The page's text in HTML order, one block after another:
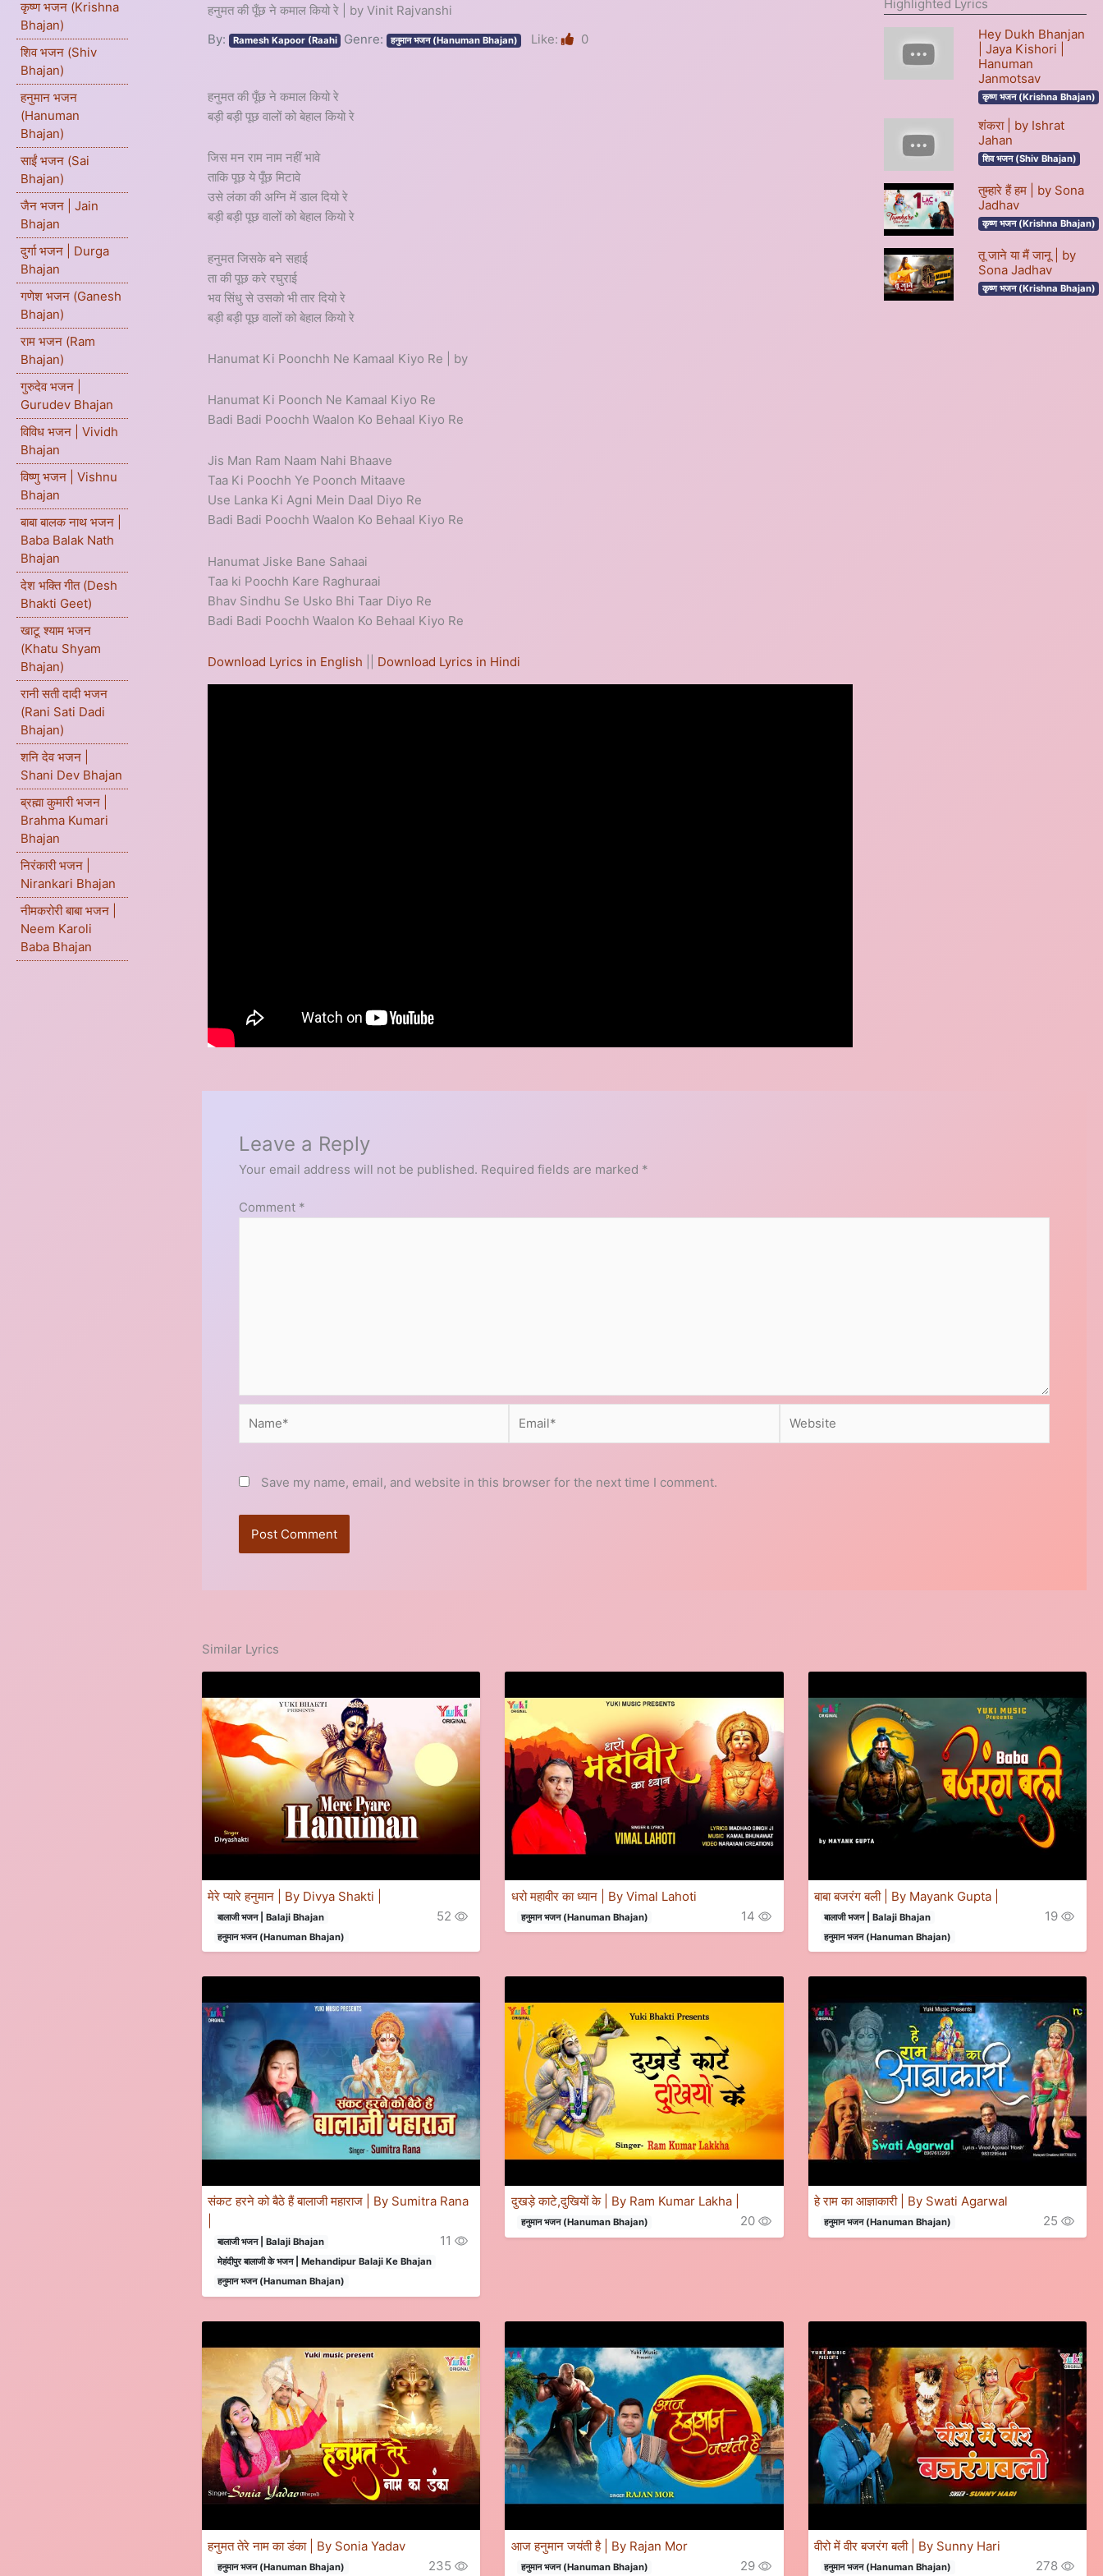
कृष्ण भजन (Krishna
Bhajan)
शिव भजन (Shiv
Bhajan)
हनुमान भजन
(Hanuman
Bhajan)
साईं भजन (Sai
Bhajan)
जैन भजन | Jain
Bhajan
दुर्गा भजन | Durga
Bhajan
गणेश भजन (Ganesh
Bhajan)
राम भजन (Ram
Bhajan)
गुरुदेव भजन |
Gurudev Bhajan
विविध भजन | Vividh
Bhajan
विष्णु भजन | Vishnu
Bhajan
बाबा बालक नाथ भजन |
Baba Balak Nath
Bhajan
देश भक्ति गीत (Desh
Bhakti Geet)
खाटू श्याम भजन
(Khatu Shyam
Bhajan)
रानी सती दादी भजन
(Rani Sati Dadi
Bhajan)
शनि देव भजन |
Shani Dev Bhajan
ब्रह्मा कुमारी भजन |
Brahma Kumari
Bhajan
निरंकारी भजन |
Nirankari Bhajan
नीमकरोरी बाबा भजन |
Neem Karoli
Baba Bhajan
हनुमत की पूँछ ने कमाल कियो रे | by Vinit Rajvanshi
By: Ramesh Kapoor (Raahi Genre: हनुमान भजन (Hanuman Bhajan) Like: 0
हनुमत की पूँछ ने कमाल कियो रे
बड़ी बड़ी पूछ वालों को बेहाल कियो रे
जिस मन राम नाम नहीं भावे
ताकि पूछ ये पूँछ मिटावे
उसे लंका की अग्नि में डाल दियो रे
बड़ी बड़ी पूछ वालों को बेहाल कियो रे
हनुमत जिसके बने सहाई
ता की पूछ करे रघुराई
भव सिंधु से उसको भी तार दियो रे
बड़ी बड़ी पूछ वालों को बेहाल कियो रे
Hanumat Ki Poonchh Ne Kamaal Kiyo Re | by
Hanumat Ki Poonch Ne Kamaal Kiyo Re
Badi Badi Poochh Waalon Ko Behaal Kiyo Re
Jis Man Ram Naam Nahi Bhaave
Taa Ki Poochh Ye Poonch Mitaave
Use Lanka Ki Agni Mein Daal Diyo Re
Badi Badi Poochh Waalon Ko Behaal Kiyo Re
Hanumat Jiske Bane Sahaai
Taa ki Poochh Kare Raghuraai
Bhav Sindhu Se Usko Bhi Taar Diyo Re
Badi Badi Poochh Waalon Ko Behaal Kiyo Re
Download Lyrics in English Download Lyrics in Hindi
Highlighted Lyrics
Hey Dukh Bhanjan
| Jaya Kishori |
Hanuman
Janmotsav
कृष्ण भजन (Krishna Bhajan)
शंकरा | by Ishrat
Jahan
शिव भजन (Shiv Bhajan)
तुम्हारे हैं हम | by Sona
Jadhav
कृष्ण भजन (Krishna Bhajan)
तू जाने या मैं जानू | by
Sona Jadhav
कृष्ण भजन (Krishna Bhajan)
Leave a Reply
Your email address will not be published. Required fields are marked *
Comment *
Save my name, email, and website in this browser for the next time I comment.
Similar Lyrics
मेरे प्यारे हनुमान | By Divya Shakti |
बालाजी भजन | Balaji Bhajan
हनुमान भजन (Hanuman Bhajan)
52
धरो महावीर का ध्यान | By Vimal Lahoti
हनुमान भजन (Hanuman Bhajan) 14
बाबा बजरंग बली | By Mayank Gupta |
बालाजी भजन | Balaji Bhajan
हनुमान भजन (Hanuman Bhajan)
19
संकट हरने को बैठे हैं बालाजी महाराज | By Sumitra Rana
बालाजी भजन | Balaji Bhajan
मेहंदीपुर बालाजी के भजन | Mehandipur Balaji Ke Bhajan
हनुमान भजन (Hanuman Bhajan)
11
दुखड़े काटे,दुखियों के | By Ram Kumar Lakha |
हनुमान भजन (Hanuman Bhajan) 20
हे राम का आज्ञाकारी | By Swati Agarwal
हनुमान भजन (Hanuman Bhajan) 25
हनुमत तेरे नाम का डंका | By Sonia Yadav
हनुमान भजन (Hanuman Bhajan) 235
आज हनुमान जयंती है | By Rajan Mor
हनुमान भजन (Hanuman Bhajan) 29
वीरो में वीर बजरंग बली | By Sunny Hari
हनुमान भजन (Hanuman Bhajan) 278